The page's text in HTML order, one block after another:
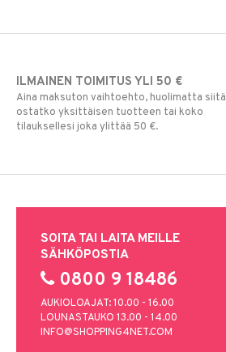
ILMAINEN TOIMITUS YLI 50 €
Aina maksuton vaihtoehto, huolimatta siitä
ostatko yksittäisen tuotteen tai koko
tilauksellesi joka ylittää 50 €.
SOITA TAI LAITA MEILLE
SÄHKÖPOSTIA
0800 9 18486
AUKIOLOAJAT: 10.00 - 16.00
LOUNASTAUKO 13.00 - 14.00
INFO@SHOPPING4NET.COM